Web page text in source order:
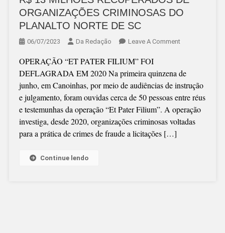
ORGANIZAÇÕES CRIMINOSAS DO
PLANALTO NORTE DE SC
06/07/2023 Da Redação Leave A CommentOn
MILHÕES
RECUPERADOS
DE
CRIMINOSAS
OPERAÇÃO “ET PATER FILIUM” FOI
DEFLAGRADA EM 2020 Na primeira quinzena de
junho, em Canoinhas, por meio de audiências de instrução
e julgamento, foram ouvidas cerca de 50 pessoas entre réus
e testemunhas da operação “Et Pater Filium”. A operação
investiga, desde 2020, organizações criminosas voltadas
para a prática de crimes de fraude a licitações […]
Continue lendo